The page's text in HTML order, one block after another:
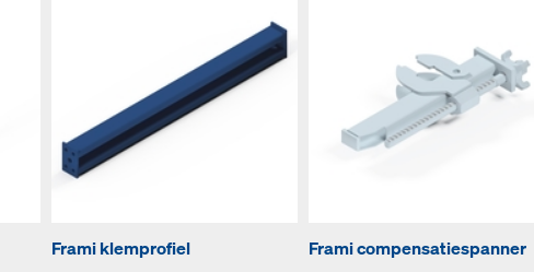
Frami klemprofiel Frami compensatiespanner